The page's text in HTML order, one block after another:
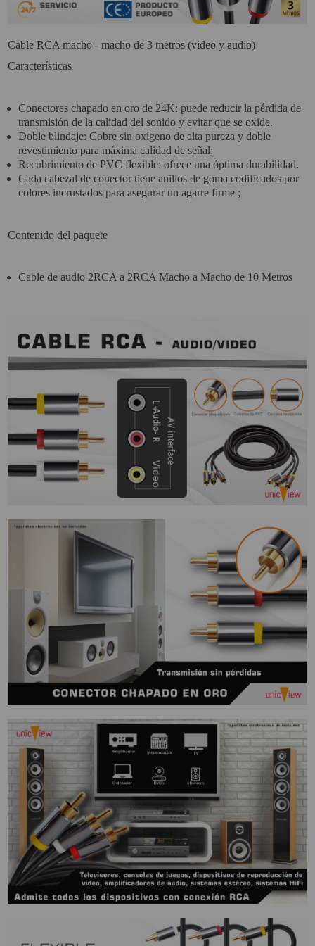
PROYECTOR PARA EL
REACONDICIONADOS
SUPER OFERTAS
¿QUÉ MODELO NECESITO?
OFERTAS DESTACADAS
TIPOS DE PROYECTOR
SOPORTE PARA PROYECTOR
CABLES Y ACCESORIOS
Atención Pedidos:
951 10 21 22
Lunes a Viernes: 9.00h a 15.30h
pedidos@proyectorbarato.com
Asistencia Técnica:
soporte@proyectorbarato.com
Cable RCA macho - macho de 3 metros (video y audio)
Características
Conectores chapado en oro de 24K: puede reducir la pérdida de
transmisión de la calidad del sonido y evitar que se oxide.
Doble blindaje: Cobre sin oxígeno de alta pureza y doble
revestimiento para máxima calidad de señal;
Recubrimiento de PVC flexible: ofrece una óptima durabilidad.
Cada cabezal de conector tiene anillos de goma codificados por
colores incrustados para asegurar un agarre firme ;
Contenido del paquete
Cable de audio 2RCA a 2RCA Macho a Macho de 10 Metros